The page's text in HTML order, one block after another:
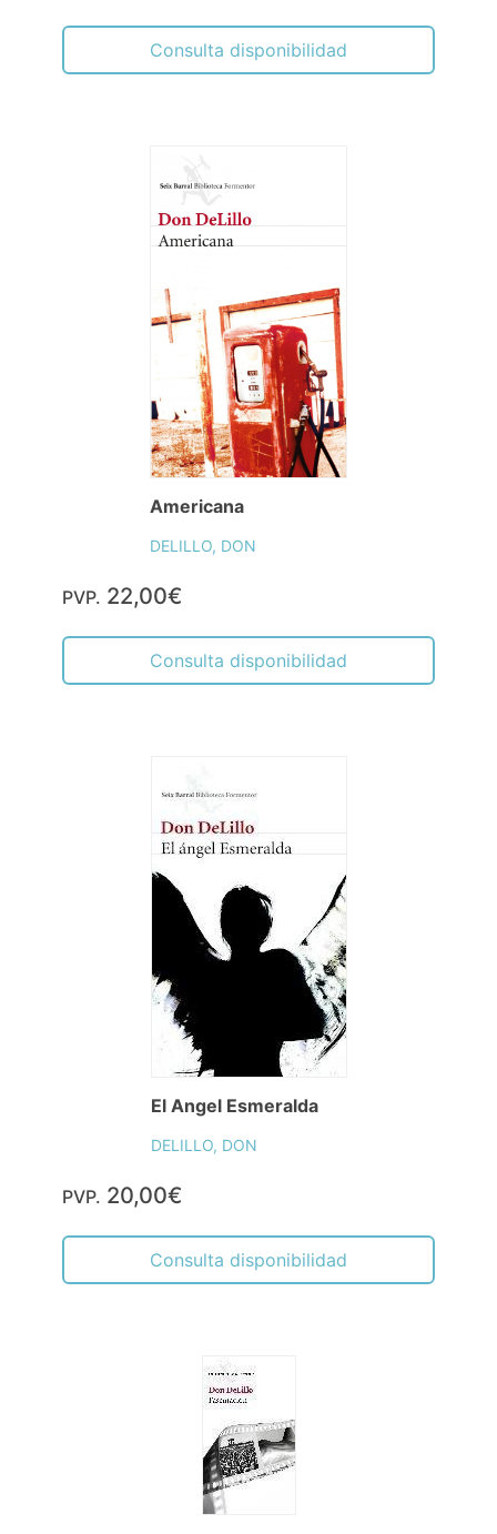
Consulta disponibilidad
Americana
DELILLO, DON
PVP. 22,00€
Consulta disponibilidad
El Angel Esmeralda
DELILLO, DON
PVP. 20,00€
Consulta disponibilidad